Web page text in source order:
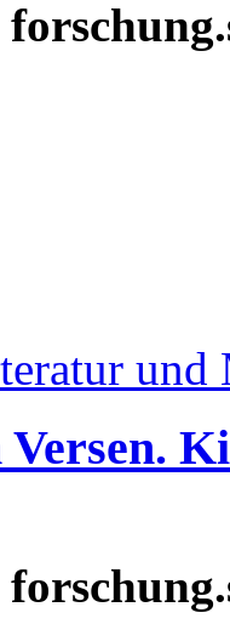
und